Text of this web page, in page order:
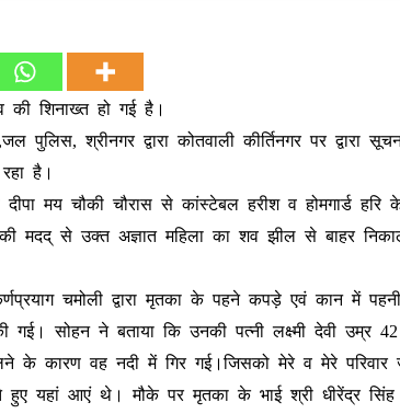
की शिनाख्त हो गई है।
श्रीनगर द्वारा कोतवाली कीर्तिनगर पर द्वारा
है।
दीपा मय चौकी चौरास से कांस्टेबल हरीश व होमगार्ड हरि
मदद् से उक्त अज्ञात महिला का शव झील से बाहर
चमोली द्वारा मृतका के पहने कपड़े एवं कान में
गई। सोहन ने बताया कि उनकी पत्नी लक्ष्मी देवी उम्र 42
के कारण वह नदी में गिर गई।जिसको मेरे व मेरे परिवार
हुए यहां आएं थे। मौके पर मृतका के भाई श्री धीरेंद्र सिंह